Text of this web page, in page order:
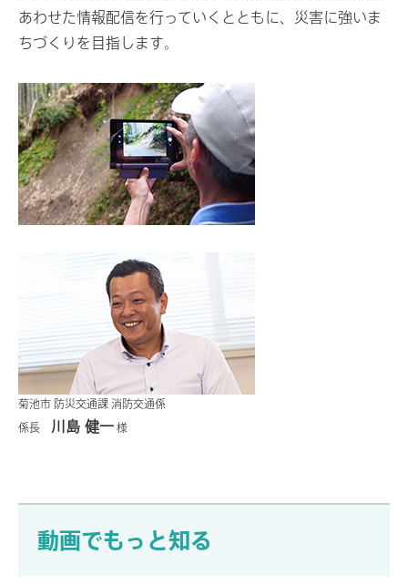
あわせた情報配信を行っていくとともに、災害に強いま
ちづくりを目指します。
菊池市 防災交通課 消防交通係
係長 川島 健一 様
動画でもっと知る